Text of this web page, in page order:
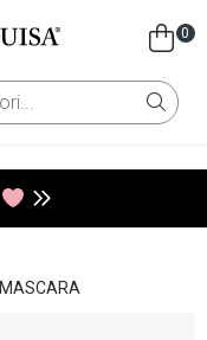
0
MASCARA